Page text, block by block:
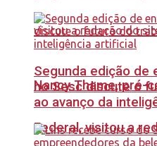
Nancy Thame, pré-
Federal, visitou a
Segunda edição de
no Sesc discute o
ao avanço da